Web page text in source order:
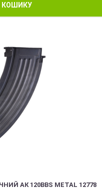
КОШИКУ
АК 120BBS METAL 12778